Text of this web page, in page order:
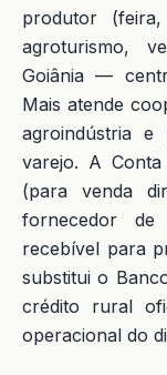
produtor
agroturismo,
Goiânia —
Mais atende
agroindústria e
varejo. A
(para venda
fornecedor
recebível para
substitui o
crédito rural
operacional do